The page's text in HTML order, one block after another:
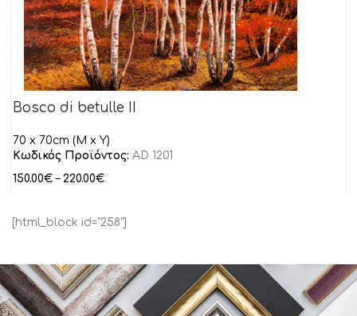
Bosco di betulle II
70 x 70cm (M x Y)
Κωδικός Προϊόντος: AD 1201
150.00€ – 220.00€
[html_block id="258"]